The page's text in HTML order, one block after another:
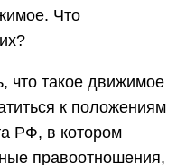
Что
что такое движимое
к положениям
РФ, в котором
правоотношения,